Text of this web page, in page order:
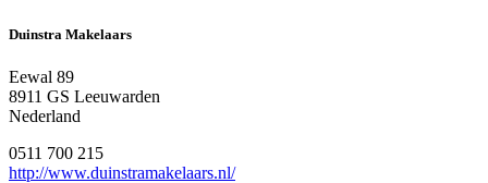
Duinstra Makelaars
Eewal 89
8911 GS Leeuwarden
Nederland
0511 700 215
http://www.duinstramakelaars.nl/